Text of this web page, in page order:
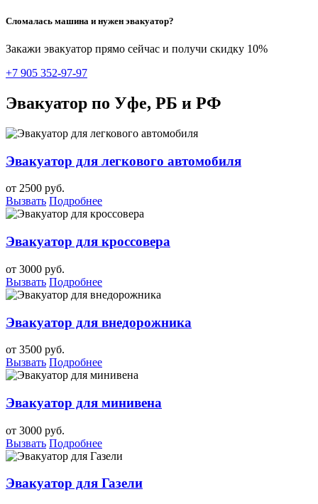
Сломалась машина и нужен эвакуатор?
Закажи эвакуатор прямо сейчас и получи скидку 10%
+7 905 352-97-97
Эвакуатор по Уфе, РБ и РФ
Эвакуатор для легкового автомобиля
от 2500 руб.
Вызвать Подробнее
Эвакуатор для кроссовера
от 3000 руб.
Вызвать Подробнее
Эвакуатор для внедорожника
от 3500 руб.
Вызвать Подробнее
Эвакуатор для минивена
от 3000 руб.
Вызвать Подробнее
Эвакуатор для Газели